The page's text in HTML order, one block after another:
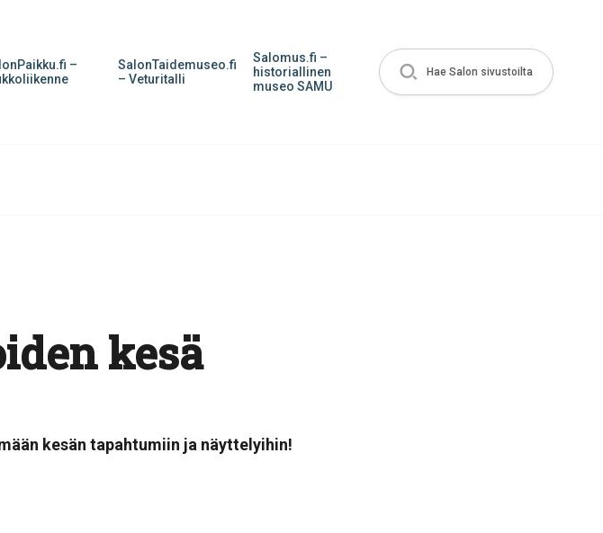
–
SalonTaidemuseo.fi
– Veturitalli
Salomus.fi –
historiallinen
museo SAMU
Hae Salon sivustoilta
kesä
kesän tapahtumiin ja näyttelyihin!